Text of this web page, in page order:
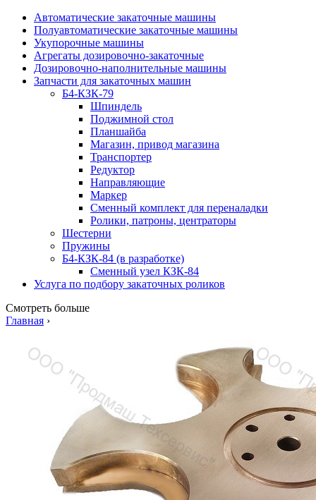
Автоматические закаточные машины
Полуавтоматические закаточные машины
Укупорочные машины
Агрегаты дозировочно-закаточные
Дозировочно-наполнительные машины
Запчасти для закаточных машин
Б4-КЗК-79
Шпиндель
Поджимной стол
Планшайба
Магазин, привод магазина
Транспортер
Редуктор
Направляющие
Маркер
Сменный комплект для переналадки
Ролики, патроны, центраторы
Шестерни
Пружины
Б4-КЗК-84 (в разработке)
Сменный узел КЗК-84
Услуга по подбору закаточных роликов
Смотреть больше
Главная ›